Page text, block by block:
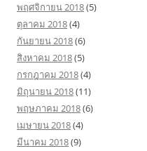
พฤศจิกายน 2018(5)
ตุลาคม 2018(4)
กันยายน 2018(6)
สิงหาคม 2018(5)
กรกฎาคม 2018(4)
มิถุนายน 2018(11)
พฤษภาคม 2018(6)
เมษายน 2018(4)
มีนาคม 2018(9)